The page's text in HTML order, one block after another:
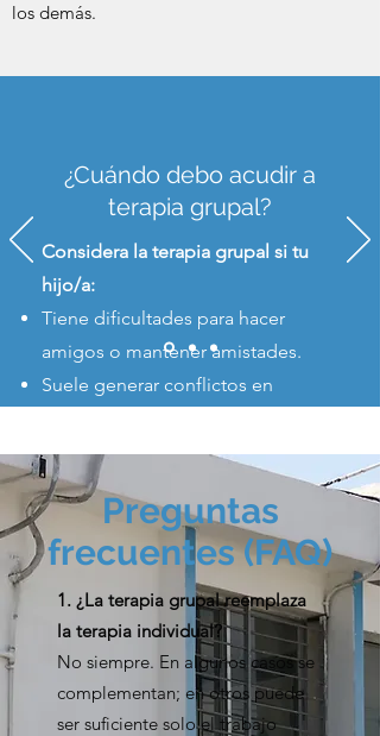
los demás.
¿Cuándo debo acudir a
terapia grupal?
Considera la terapia grupal si tu
hijo/a:
Tiene dificultades para hacer
amigos o mantener amistades.
Suele generar conflictos en
aislamiento.
Muestra timidez extrema, miedo al
ridículo o mucha ansiedad social.
Tiene buenas habilidades en
terapia individual, pero le cuesta
aplicarlas con otros niños.
Necesita practicar habilidades
sociales en un entorno real, pero
con contención profesional.
Preguntas
frecuentes (FAQ)
1. ¿La terapia grupal reemplaza
la terapia individual?
No siempre. En algunos casos se
complementan; en otros puede
ser suficiente solo el trabajo